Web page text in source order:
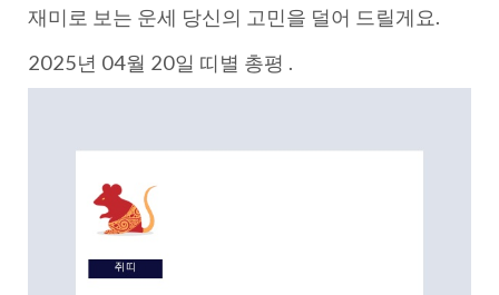
재미로 보는 운세 당신의 고민을 덜어 드릴게요.
2025년 04월 20일 띠별 총평 .